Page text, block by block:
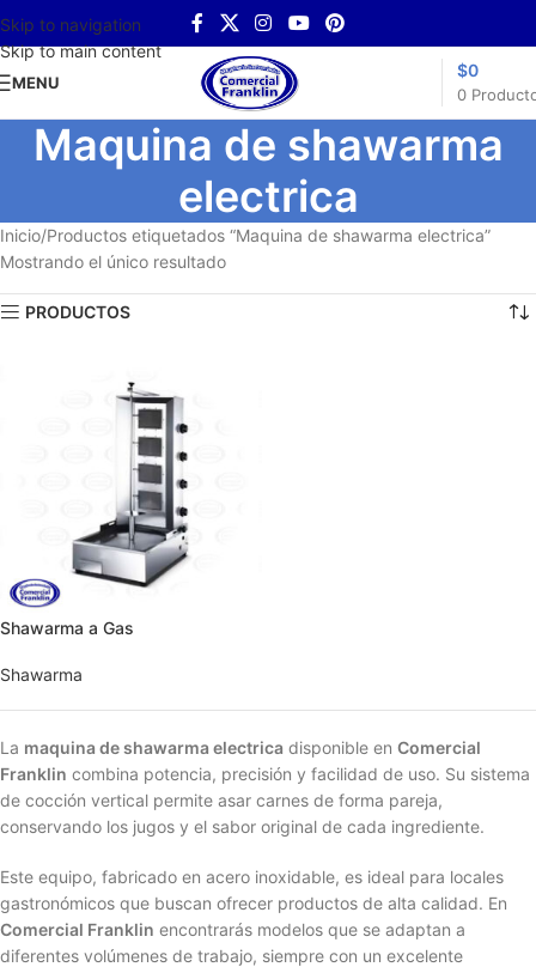
Skip to navigation
Skip to main content
MENU
0
$0
Maquina de shawarma
electrica
Inicio Productos etiquetados “Maquina de shawarma electrica”
Mostrando el único resultado
PRODUCTOS
Shawarma a Gas
Shawarma
La maquina de shawarma electrica disponible en Comercial
Franklin combina potencia, precisión y facilidad de uso. Su sistema
de cocción vertical permite asar carnes de forma pareja,
conservando los jugos y el sabor original de cada ingrediente.
Este equipo, fabricado en acero inoxidable, es ideal para locales
gastronómicos que buscan ofrecer productos de alta calidad. En
Comercial Franklin encontrarás modelos que se adaptan a
diferentes volúmenes de trabajo, siempre con un excelente